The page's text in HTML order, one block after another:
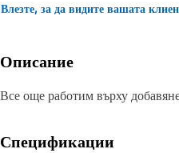
Влезте, за да видите вашата
Описание
Все още работим върху
Спецификации